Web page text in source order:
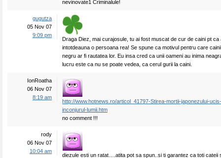
nevinovate1 Criminalule!
gugutza
05 Nov 07
9:09 pm
Draga Diez, mai curajosule, tu ai fost muscat de cur de caini pt ca
intotdeauna o persoana rea! Se spune ca motivul pentru care
negru ar fi rautatea lor. Eu insa cred ca unii oameni au inima
lucru este ca nu se poate vedea, ca cerul gurii la caini.
IonRoatha
06 Nov 07
8:19 am
http://www.hotnews.ro/articol_41797-Stirea-mortii-japonezului-
inconjurul-lumii.htm
no comment !!!
rody
06 Nov 07
10:04 am
diezule esti un ratat….atita pot sa spun..si ti garantez ca toti cateii